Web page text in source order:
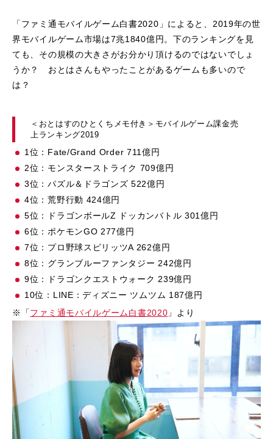
「ファミ通モバイルゲーム白書2020」によると、2019年の世
界モバイルゲーム市場は7兆1840億円。下のランキングを見
ても、その規模の大きさがお分かり頂けるのではないでしょ
うか？ おとはさんもやったことがあるゲームも多いので
は？
＜おとはすのひとくちメモ付き＞モバイルゲーム課金売
上ランキング2019
1位：Fate/Grand Order 711億円
2位：モンスターストライク 709億円
3位：パズル＆ドラゴンズ 522億円
4位：荒野行動 424億円
5位：ドラゴンボールZ ドッカンバトル 301億円
6位：ポケモンGO 277億円
7位：プロ野球スピリッツA 262億円
8位：グランブルーファンタジー 242億円
9位：ドラゴンクエストウォーク 239億円
10位：LINE：ディズニー ツムツム 187億円
※「ファミ通モバイルゲーム白書2020 」より